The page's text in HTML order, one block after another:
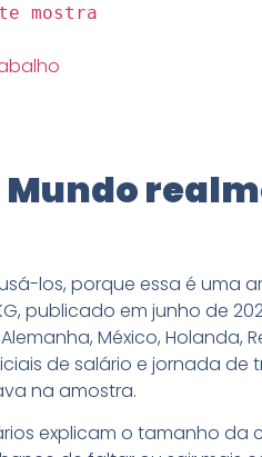
mostra
Mundo
los, porque essa é uma
publicado em junho de
México, Holanda,
de salário e jornada de
na amostra.
explicam o tamanho da